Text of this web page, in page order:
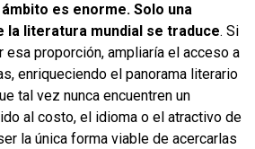
es enorme. Solo una
la literatura mundial se traduce. Si
esa proporción, ampliaría el acceso a
enriqueciendo el panorama literario
tal vez nunca encuentren un
al costo, el idioma o el atractivo de
la única forma viable de acercarlas